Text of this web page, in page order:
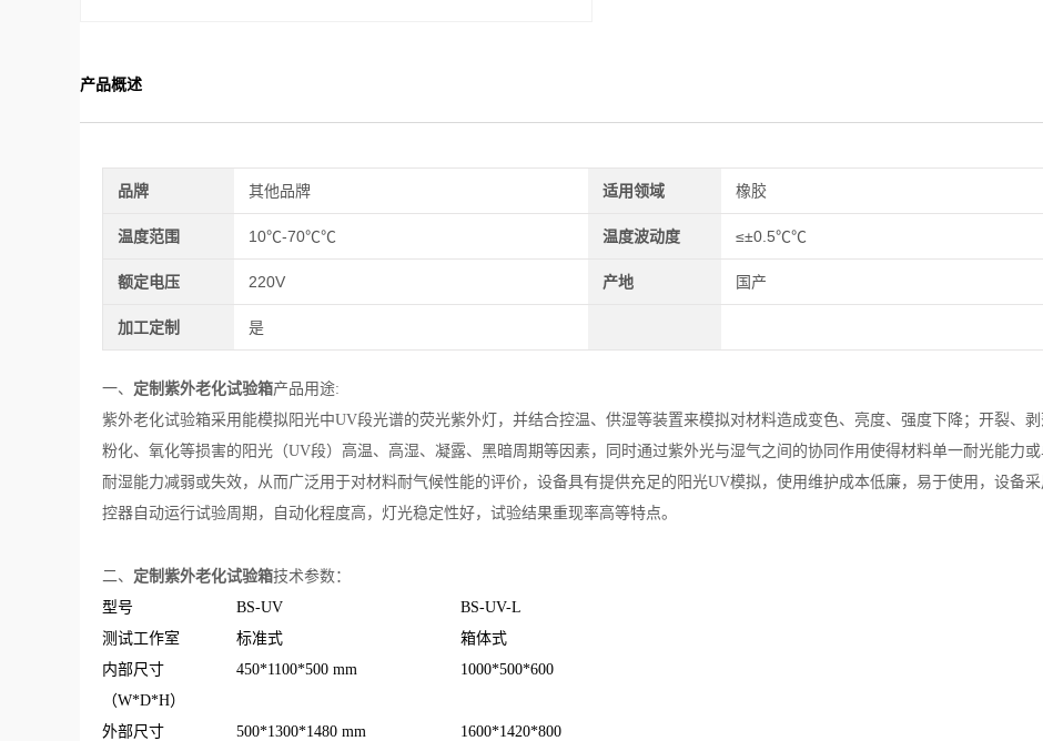
产品概述
品牌 其他品牌 适用领域 橡胶
温度范围 10℃-70℃℃ 温度波动度 ≤±0.5℃℃
额定电压 220V 产地 国产
加工定制 是
一、 定制紫外老化试验箱产品用途:
紫外老化试验箱采用能模拟阳光中UV段光谱的荧光紫外灯，并结合控温、供湿等装置来模拟对材料造成变色、亮度、强度下降；开裂、剥
粉化、氧化等损害的阳光（UV段）高温、高湿、凝露、黑暗周期等因素，同时通过紫外光与湿气之间的协同作用使得材料单一耐光能力
耐湿能力减弱或失效，从而广泛用于对材料耐气候性能的评价，设备具有提供充足的阳光UV模拟，使用维护成本低廉，易于使用，设备
控器自动运行试验周期，自动化程度高，灯光稳定性好，试验结果重现率高等特点。
二、 定制紫外老化试验箱技术参数：
型号
BS-UV
BS-UV-L
测试工作室
标准式
箱体式
内部尺寸
（W*D*H）
450*1100*500 mm 1000*500*600
外部尺寸
500*1300*1480 mm 1600*1420*800